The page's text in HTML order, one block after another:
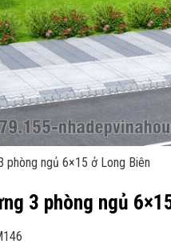
phòng ngủ 6×15 ở Long Biên
3 phòng ngủ